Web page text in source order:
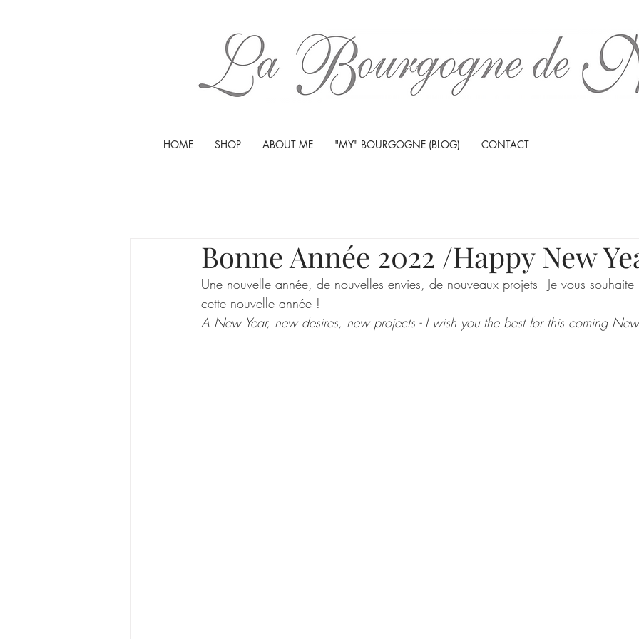
HOME SHOP ABOUT ME "MY" BOURGOGNE (BLOG) CONTACT
Bonne Année 2022 /Happy New
Une nouvelle année, de nouvelles envies, de nouveaux projets - Je vous
cette nouvelle année !
A New Year, new desires, new projects - I wish you the best for this coming